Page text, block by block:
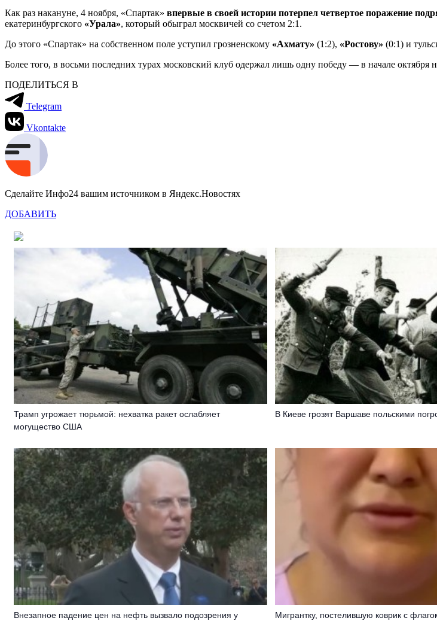
Как раз накануне, 4 ноября, «Спартак» впервые в своей истории потерпел четвертое поражение
екатеринбургского «Урала», который обыграл москвичей со счетом 2:1.
До этого «Спартак» на собственном поле уступил грозненскому «Ахмату» (1:2), «Ростову» (0:1) и
Более того, в восьми последних турах московский клуб одержал лишь одну победу — в начале октября
ПОДЕЛИТЬСЯ В
Telegram
Vkontakte
Сделайте Инфо24 вашим источником в Яндекс.Новостях
ДОБАВИТЬ
Трамп угрожает тюрьмой: нехватка ракет ослабляет
могущество США
В Киеве грозят Варшаве польскими
Внезапное падение цен на нефть вызвало подозрения у
Мигрантку, постелившую коврик с